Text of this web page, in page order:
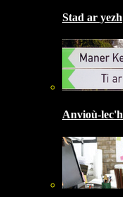
Stad ar yezh
Anvioù-lec'h